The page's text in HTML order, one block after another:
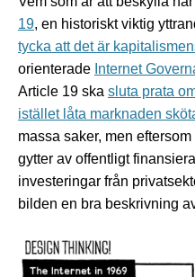
19, en historiskt viktig
tycka att det är
orienterade Internet
Article 19 ska sluta prata
istället låta marknaden
massa saker, men
gytter av offentligt
investeringar från
bilden en bra beskrivning